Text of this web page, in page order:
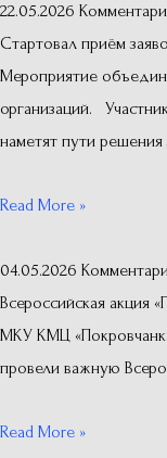
22.05.2026
Стартовал приём
Мероприятие
организаций.
наметят пути решения
Read More »
04.05.2026
Всероссийская акция
МКУ КМЦ
провели важную
Read More »